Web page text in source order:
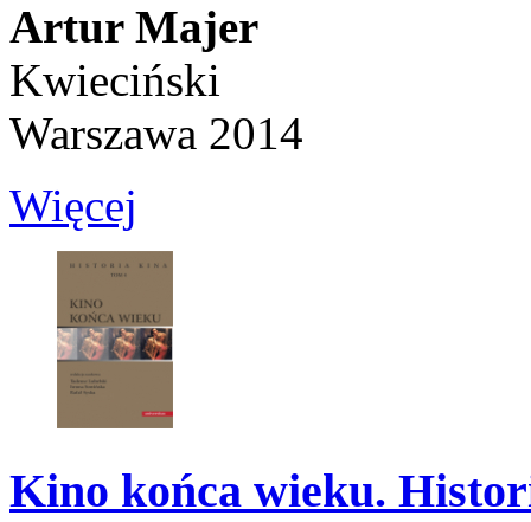
Artur Majer
Kwieciński
Warszawa 2014
Więcej
Kino końca wieku.